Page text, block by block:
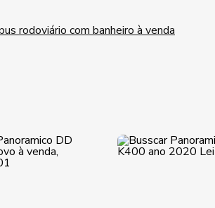
rodoviário com banheiro à venda